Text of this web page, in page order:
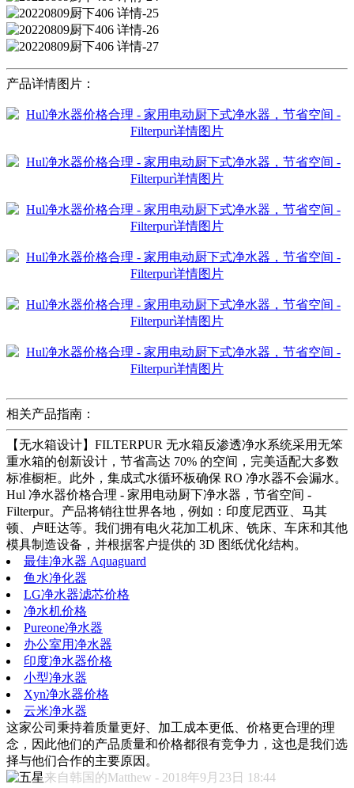
产品详情图片：
相关产品指南：
【无水箱设计】FILTERPUR 无水箱反渗透净水系统采用无笨
重水箱的创新设计，节省高达 70% 的空间，完美适配大多数
标准橱柜。此外，集成式水循环板确保 RO 净水器不会漏水。
Hul 净水器价格合理 - 家用电动厨下净水器，节省空间 -
Filterpur。产品将销往世界各地，例如：印度尼西亚、马其
顿、卢旺达等。我们拥有电火花加工机床、铣床、车床和其他
模具制造设备，并根据客户提供的 3D 图纸优化结构。
最佳净水器 Aquaguard
鱼水净化器
LG净水器滤芯价格
净水机价格
Pureone净水器
办公室用净水器
印度净水器价格
小型净水器
Xyn净水器价格
云米净水器
这家公司秉持着质量更好、加工成本更低、价格更合理的理
念，因此他们的产品质量和价格都很有竞争力，这也是我们选
择与他们合作的主要原因。
来自韩国的Matthew - 2018年9月23日 18:44